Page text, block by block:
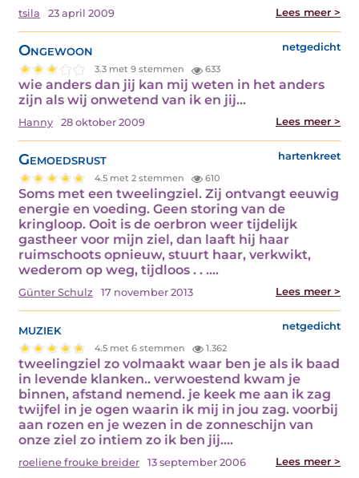
tsila 23 april 2009 Lees meer >
Ongewoon netgedicht
3.3 met 9 stemmen 633
wie anders dan jij kan mij weten in het anders
zijn als wij onwetend van ik en jij…
Hanny 28 oktober 2009 Lees meer >
Gemoedsrust hartenkreet
4.5 met 2 stemmen 610
Soms met een tweelingziel. Zij ontvangt eeuwig
energie en voeding. Geen storing van de
kringloop. Ooit is de oerbron weer tijdelijk
gastheer voor mijn ziel, dan laaft hij haar
ruimschoots opnieuw, stuurt haar, verkwikt,
wederom op weg, tijdloos . . .…
Günter Schulz 17 november 2013 Lees meer >
muziek netgedicht
4.5 met 6 stemmen 1.362
tweelingziel zo volmaakt waar ben je als ik baad
in levende klanken.. verwoestend kwam je
binnen, afstand nemend. je keek me aan ik zag
twijfel in je ogen waarin ik mij in jou zag. voorbij
aan rozen en je wezen in de zonneschijn van
onze ziel zo intiem zo ik ben jij.…
roeliene frouke breider 13 september 2006 Lees meer >